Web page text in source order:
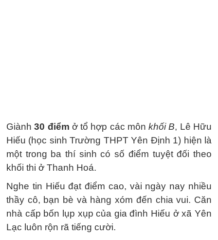
Giành30 điểm ở tổ hợp các mônkhối B, Lê Hữu
Hiếu (học sinh Trường THPT Yên Định 1) hiện là
một trong ba thí sinh có số điểm tuyệt đối theo
khối thi ở Thanh Hoá.
Nghe tin Hiếu đạt điểm cao, vài ngày nay nhiều
thầy cô, bạn bè và hàng xóm đến chia vui. Căn
nhà cấp bốn lụp xụp của gia đình Hiếu ở xã Yên
Lạc luôn rộn rã tiếng cười.